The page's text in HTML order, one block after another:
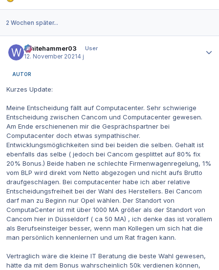
2 Wochen später...
Whitehammer03
User
12. November 20214 j
AUTOR
Kurzes Update:
Meine Entscheidung fällt auf Computacenter. Sehr schwierige
Entscheidung zwischen Cancom und Computacenter gewesen.
Am Ende erschienenen mir die Gesprächspartner bei
Computacenter doch etwas sympathischer.
Entwicklungsmöglichkeiten sind bei beiden die selben. Gehalt ist
ebenfalls das selbe ( jedoch bei Cancom gesplittet auf 80% fix
20% Bonus.) Beide haben ne schlechte Firmenwagenregelung, 1%
vom BLP wird direkt vom Netto abgezogen und nicht aufs Brutto
draufgeschlagen. Bei computacenter habe ich aber relative
Entscheidungsfreiheit bei der Wahl des Herstellers. Bei Cancom
darf man zu Beginn nur Opel wählen. Der Standort von
ComputaCenter ist mit über 1000 MA größer als der Standort von
Cancom hier in Düsseldorf ( ca 50 MA) , ich denke das ist vorallem
als Berufseinsteiger besser, wenn man Kollegen um sich hat die
man persönlich kennenlernen und um Rat fragen kann.
Vertraglich wäre die kleine IT Beratung die beste Wahl gewesen,
hätte da mit dem Bonus wahrscheinlich 50k verdienen können,